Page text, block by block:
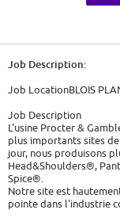
Job Description:
Job LocationBLOIS
Job Description
L'usine Procter &
plus importants sites
jour, nous produisons
Head&Shoulders®,
Spice®.
Notre site est
pointe dans l'industrie